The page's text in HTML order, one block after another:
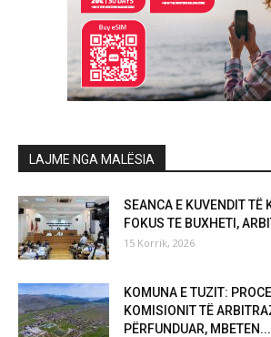
LAJME NGA MALËSIA
SEANCA E KUVENDIT TË
FOKUS TE BUXHETI,
15 Korrik, 2026
KOMUNA E TUZIT:
KOMISIONIT TË
PËRFUNDUAR, MBETEN...